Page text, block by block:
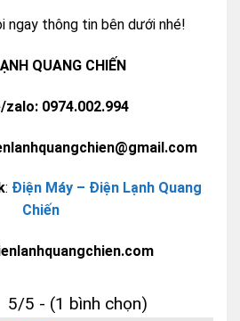
ngay thông tin bên dưới nhé!
QUANG CHIẾN
0974.002.994
: Điện Máy – Điện Lạnh Quang
Chiến
5/5 - (1 bình chọn)